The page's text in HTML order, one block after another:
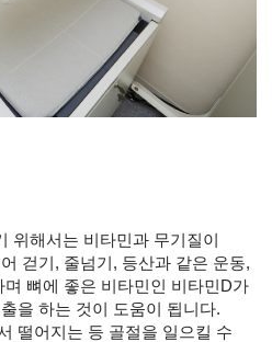
위해서는 비타민과 무기질이
걷기, 줄넘기, 등산과 같은 운동,
뼈에 좋은 비타민인 비타민D가
을 하는 것이 도움이 됩니다.
떨어지는 등 골절을 일으킬 수